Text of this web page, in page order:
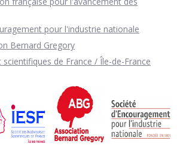
pour l'industrie nationale
Bernard Gregory
scientifiques de France / Île-de-France